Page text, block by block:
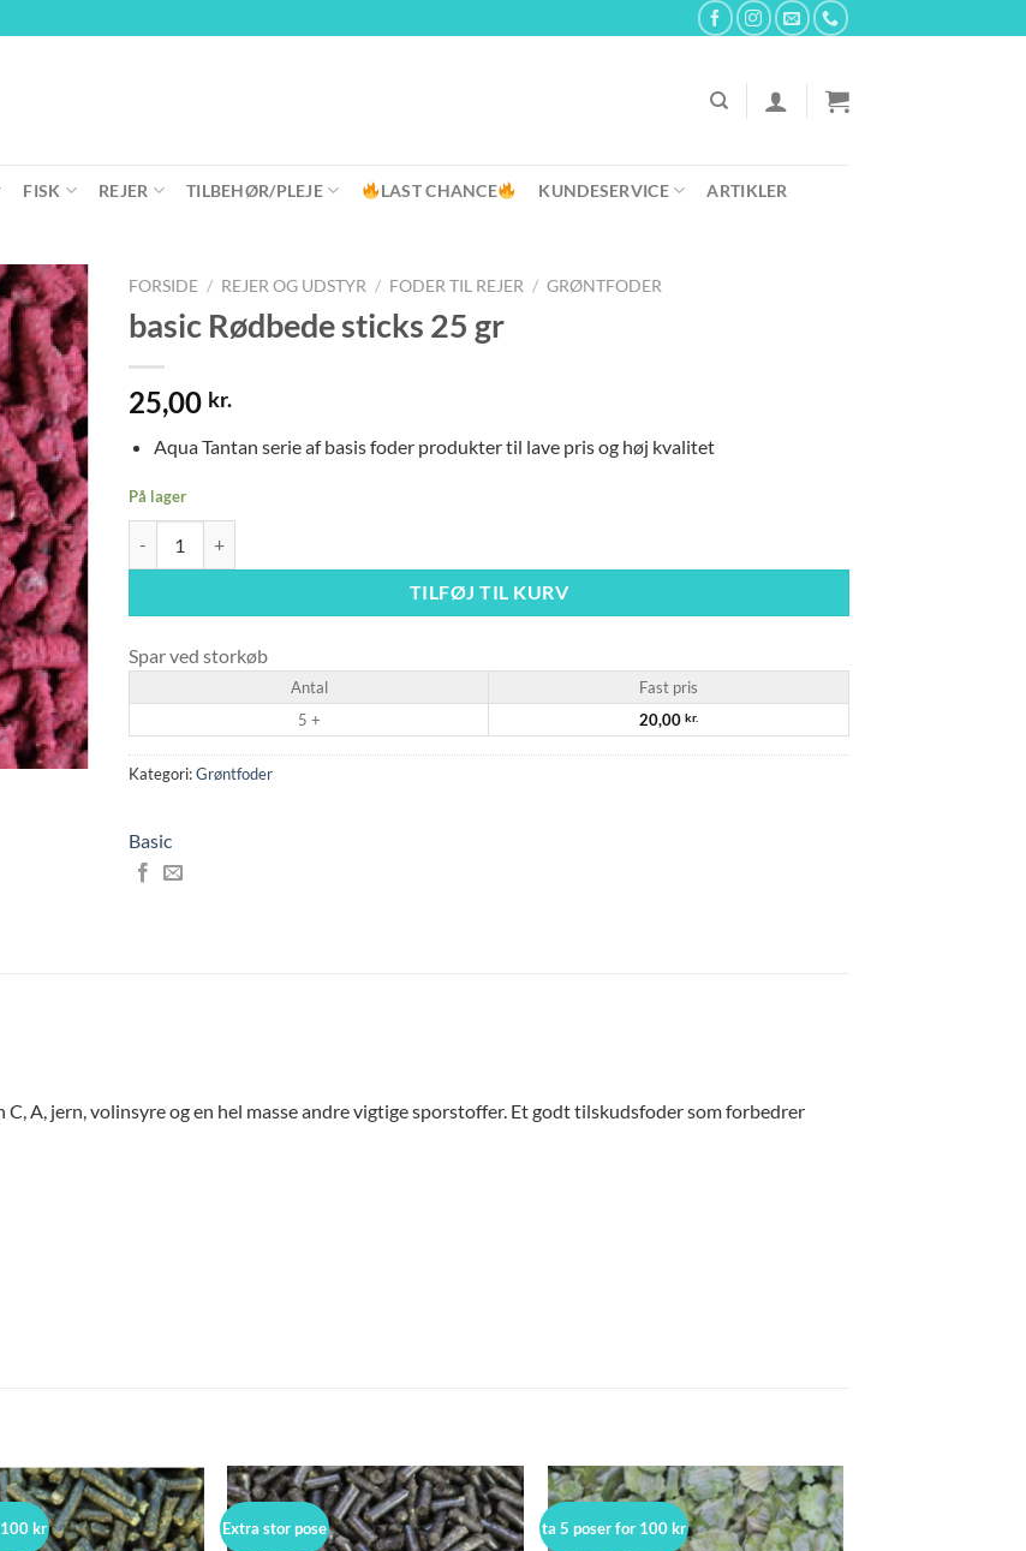
FISK REJER TILBEHØR/PLEJE LAST CHANCE KUNDESERVICE ARTIKLER
FORSIDE / REJER OG UDSTYR / FODER TIL REJER / GRØNTFODER
basic Rødbede sticks 25 gr
25,00 kr.
Aqua Tantan serie af basis foder produkter til lave pris og høj kvalitet
På lager
TILFØJ TIL KURV
Spar ved storkøb
Antal
Fast pris
5 +
20,00 kr.
Kategori:Grøntfoder
Basic
A, jern, volinsyre og en hel masse andre vigtige sporstoffer. Et godt tilskudsfoder som forbedrer
kr Extra stor pose ta 5 poser for 100 kr